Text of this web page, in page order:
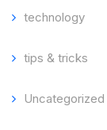
technology
tips & tricks
Uncategorized